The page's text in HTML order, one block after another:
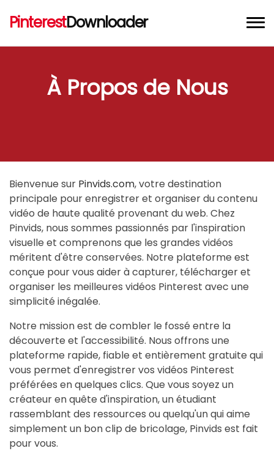
PinterestDownloader
Téléchargeur d'Images Pinterest
À Propos de Nous
Bienvenue sur Pinvids.com, votre destination
principale pour enregistrer et organiser du contenu
vidéo de haute qualité provenant du web. Chez
Pinvids, nous sommes passionnés par l'inspiration
visuelle et comprenons que les grandes vidéos
méritent d'être conservées. Notre plateforme est
conçue pour vous aider à capturer, télécharger et
organiser les meilleures vidéos Pinterest avec une
simplicité inégalée.
Notre mission est de combler le fossé entre la
découverte et l'accessibilité. Nous offrons une
plateforme rapide, fiable et entièrement gratuite qui
vous permet d'enregistrer vos vidéos Pinterest
préférées en quelques clics. Que vous soyez un
créateur en quête d'inspiration, un étudiant
rassemblant des ressources ou quelqu'un qui aime
simplement un bon clip de bricolage, Pinvids est fait
pour vous.